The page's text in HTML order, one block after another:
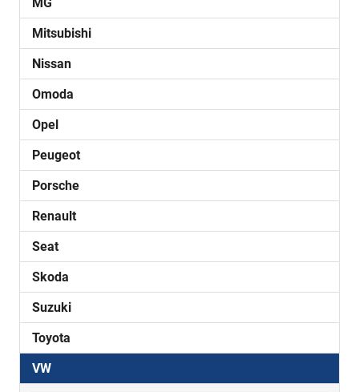
Mitsubishi
Nissan
Omoda
Opel
Peugeot
Porsche
Renault
Seat
Skoda
Suzuki
Toyota
VW